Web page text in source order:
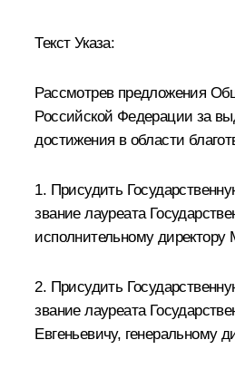
Текст Указа:
Рассмотрев предложения
Российской Федерации за
достижения в области
1. Присудить
звание лауреата
исполнительному
2. Присудить
звание лауреата
Евгеньевичу, генеральному